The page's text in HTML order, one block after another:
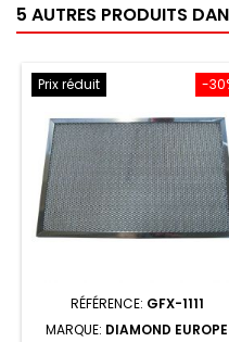
5 AUTRES PRODUITS
-
Prix réduit
RÉFÉRENCE: GFX-1111
MARQUE: DIAMOND EUROPE